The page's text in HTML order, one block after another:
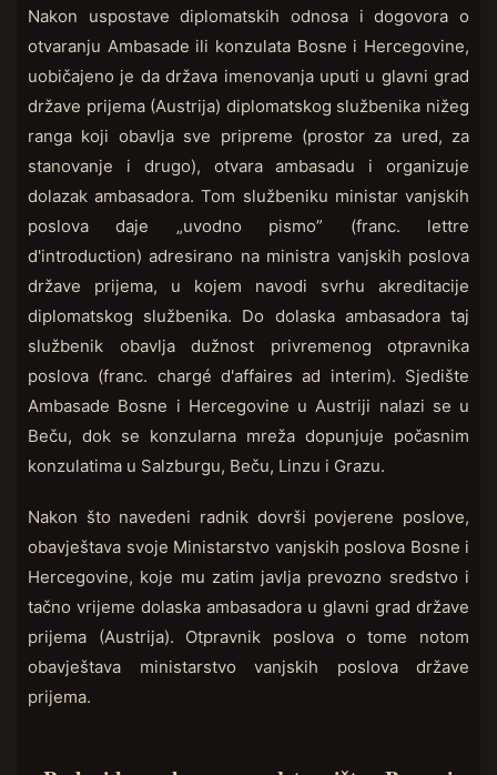
Nakon uspostave diplomatskih odnosa i dogovora o
otvaranju Ambasade ili konzulata Bosne i Hercegovine,
uobičajeno je da država imenovanja uputi u glavni grad
države prijema (Austrija) diplomatskog službenika nižeg
ranga koji obavlja sve pripreme (prostor za ured, za
stanovanje i drugo), otvara ambasadu i organizuje
dolazak ambasadora. Tom službeniku ministar vanjskih
poslova daje „uvodno pismo” (franc. lettre
d'introduction) adresirano na ministra vanjskih poslova
države prijema, u kojem navodi svrhu akreditacije
diplomatskog službenika. Do dolaska ambasadora taj
službenik obavlja dužnost privremenog otpravnika
poslova (franc. chargé d'affaires ad interim). Sjedište
Ambasade Bosne i Hercegovine u Austriji nalazi se u
Beču, dok se konzularna mreža dopunjuje počasnim
konzulatima u Salzburgu, Beču, Linzu i Grazu.
Nakon što navedeni radnik dovrši povjerene poslove,
obavještava svoje Ministarstvo vanjskih poslova Bosne i
Hercegovine, koje mu zatim javlja prevozno sredstvo i
tačno vrijeme dolaska ambasadora u glavni grad države
prijema (Austrija). Otpravnik poslova o tome notom
obavještava ministarstvo vanjskih poslova države
prijema.